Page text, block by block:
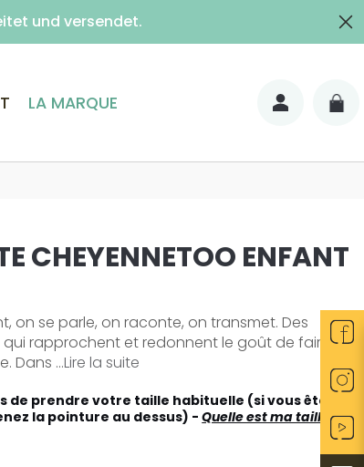
LA MARQUE
CHEYENNETOO ENFANT
on se parle, on raconte, on transmet. Des
rapprochent et redonnent le goût de faire
Dans ...Lire la suite
de prendre votre taille habituelle (si vous êtes
la pointure au dessus) -Quelle est ma taille ?
normalement.
und versendet.